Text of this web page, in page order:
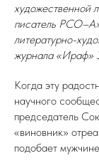
художественной
писатель
литературно-
журнала
Когда эту
научного
председатель
«виновник»
подобает